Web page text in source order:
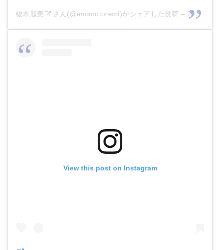
榎本麗美 さん(@enomotoremi)がシェアした投稿 – 2018年10月月30日午後9時35分PDT
View this post on Instagram